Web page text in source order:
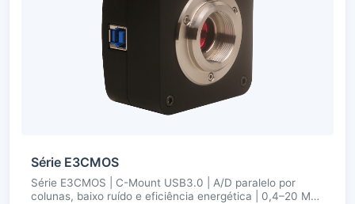
Série E3CMOS
Série E3CMOS | C-Mount USB3.0 | A/D paralelo por
colunas, baixo ruído e eficiência energética | 0,4–20 MP |